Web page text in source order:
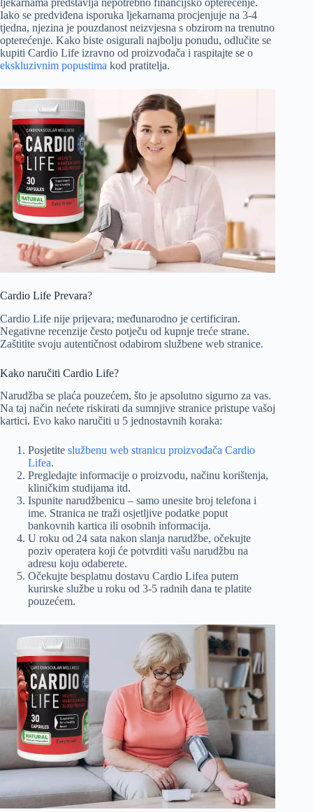
ljekarnama predstavlja nepotrebno financijsko opterećenje.
Iako se predviđena isporuka ljekarnama procjenjuje na 3-4
tjedna, njezina je pouzdanost neizvjesna s obzirom na trenutno
opterećenje. Kako biste osigurali najbolju ponudu, odlučite se
kupiti Cardio Life izravno od proizvođača i raspitajte se o
ekskluzivnim popustima kod pratitelja.
Cardio Life Prevara?
Cardio Life nije prijevara; međunarodno je certificiran.
Negativne recenzije često potječu od kupnje treće strane.
Zaštitite svoju autentičnost odabirom službene web stranice.
Kako naručiti Cardio Life?
Narudžba se plaća pouzećem, što je apsolutno sigurno za vas.
Na taj način nećete riskirati da sumnjive stranice pristupe vašoj
kartici. Evo kako naručiti u 5 jednostavnih koraka:
Posjetite službenu web stranicu proizvođača Cardio
Lifea.
Pregledajte informacije o proizvodu, načinu korištenja,
kliničkim studijama itd.
Ispunite narudžbenicu – samo unesite broj telefona i
ime. Stranica ne traži osjetljive podatke poput
bankovnih kartica ili osobnih informacija.
U roku od 24 sata nakon slanja narudžbe, očekujte
poziv operatera koji će potvrditi vašu narudžbu na
adresu koju odaberete.
Očekujte besplatnu dostavu Cardio Lifea putem
kurirske službe u roku od 3-5 radnih dana te platite
pouzećem.